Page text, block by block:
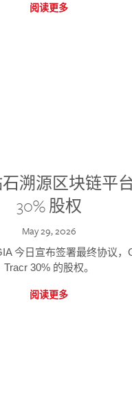
阅读更多
溯源区块链平
30% 股权
May 29, 2026
今日宣布签署最终协议，
Tracr 30% 的股权。
阅读更多